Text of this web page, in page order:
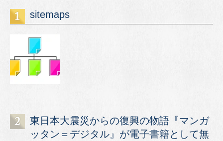
sitemaps
東日本大震災からの復興の物語『マンガ
ッタン＝デジタル』が電子書籍として無